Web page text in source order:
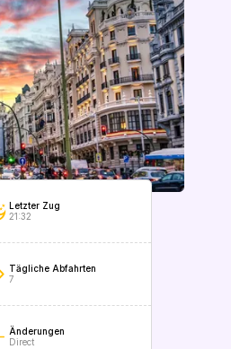
Letzter Zug
21:32
Tägliche Abfahrten
7
Änderungen
Direct